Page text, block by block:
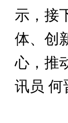
示，接
体、创
心，推
讯员 何